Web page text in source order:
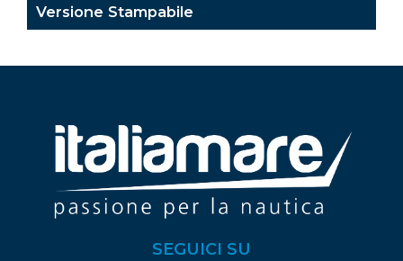
Versione Stampabile
SEGUICI SU